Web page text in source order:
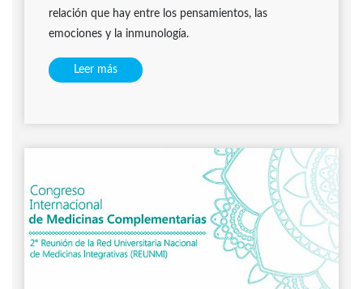
relación que hay entre los pensamientos, las
emociones y la inmunología.
Leer más